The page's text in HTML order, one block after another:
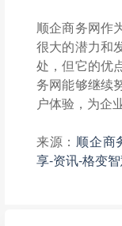
顺企商务网作
很大的潜力和
处，但它的优
务网能够继续
户体验，为企
来源： 顺企商
享-资讯-格变